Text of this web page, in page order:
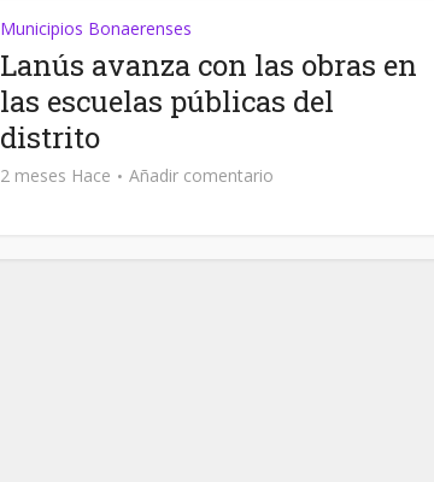
Municipios Bonaerenses
Lanús avanza con las obras en
las escuelas públicas del
distrito
2 meses Hace Añadir comentario